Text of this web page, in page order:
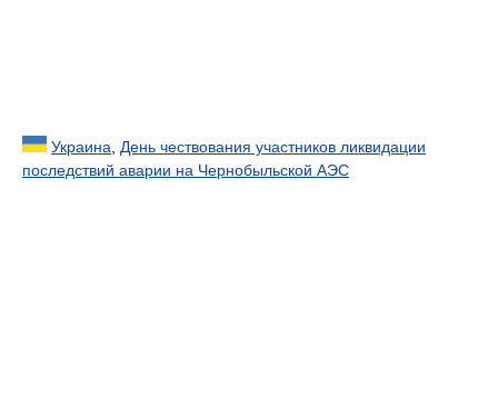
Украина
День чествования участников ликвидации
последствий аварии на Чернобыльской АЭС